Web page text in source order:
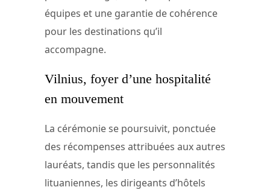
équipes et une garantie de cohérence
pour les destinations qu’il
accompagne.
Vilnius, foyer d’une hospitalité
en mouvement
La cérémonie se poursuivit, ponctuée
des récompenses attribuées aux autres
lauréats, tandis que les personnalités
lituaniennes, les dirigeants d’hôtels